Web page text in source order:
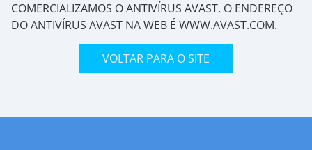
COMERCIALIZAMOS O ANTIVÍRUS AVAST. O ENDEREÇO
DO ANTIVÍRUS AVAST NA WEB É WWW.AVAST.COM.
VOLTAR PARA O SITE